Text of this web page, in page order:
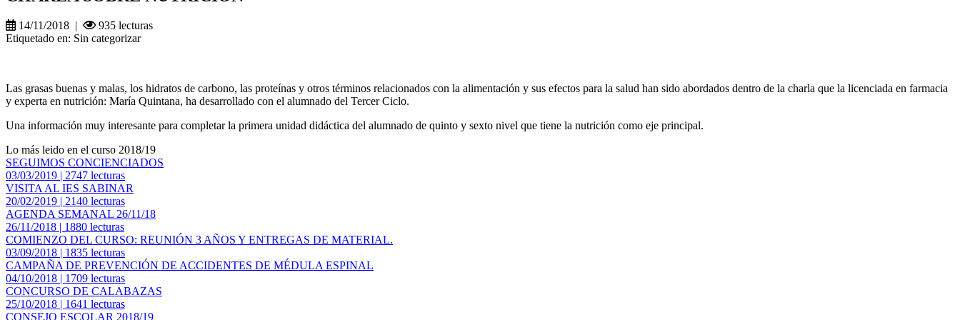
14/11/2018 |
935 lecturas
Etiquetado en: Sin categorizar
Las grasas buenas y malas, los hidratos de carbono, las proteínas y otros términos relacionados con la alimentación y sus efectos para la salud han sido abordados dentro de la charla que la licenciada en farmacia
y experta en nutrición: María Quintana, ha desarrollado con el alumnado del Tercer Ciclo.
Una información muy interesante para completar la primera unidad didáctica del alumnado de quinto y sexto nivel que tiene la nutrición como eje principal.
Lo más leido en el curso 2018/19
SEGUIMOS CONCIENCIADOS
03/03/2019 | 2747 lecturas
VISITA AL IES SABINAR
20/02/2019 | 2140 lecturas
AGENDA SEMANAL 26/11/18
26/11/2018 | 1880 lecturas
COMIENZO DEL CURSO: REUNIÓN 3 AÑOS Y ENTREGAS DE MATERIAL.
03/09/2018 | 1835 lecturas
CAMPAÑA DE PREVENCIÓN DE ACCIDENTES DE MÉDULA ESPINAL
04/10/2018 | 1709 lecturas
CONCURSO DE CALABAZAS
25/10/2018 | 1641 lecturas
CONSEJO ESCOLAR 2018/19